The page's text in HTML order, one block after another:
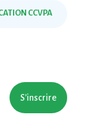
CCVPA
S'inscrire